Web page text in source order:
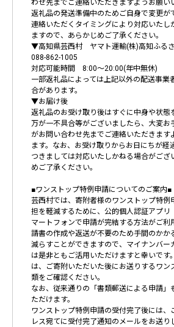
わせ先までご連絡いただきますようお願い
返礼品の発送準備中のためご自身で変更が
連絡いただくタイミングにより対応いたし
ますので、あらかじめご了承ください。
▼高知県芸西村 ヤマト運輸(株)高知ふる
088-862-1005
対応可能時間 8:00～20:00(年中無休)
一部返礼品によっては上記以外の配送事業
合があります。
▼お届け後
返礼品のお受け取り後はすぐに中身や状態
万が一不具合等がございましたら、大変お
がお問い合わせ先までご連絡いただきます
ます。なお、お受け取りからお日にちが経
つきましては対応いたしかねる場合がござ
めご了承ください。
■ワンストップ特例申請についてのご案内■
芸西村では、寄附者様のワンストップ特例
担を軽減するために、公的個人認証アプリ
マートフォンで申請が完結する方法がご利
請書の作成や返送が不要のため手間のかか
減らすことができますので、マイナンバー
は是非ともご活用いただけますと幸いです
は、ご寄附いただいた後にお送りするワン
類をご確認ください。
なお、従来通りの「書類郵送による申請」
ただけます。
ワンストップ特例申請の受付完了後には、
レス宛てに受付完了通知のメールをお送り